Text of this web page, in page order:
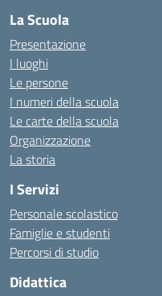
La Scuola
Presentazione
I luoghi
Le persone
I numeri della scuola
Le carte della scuola
Organizzazione
La storia
I Servizi
Personale scolastico
Famiglie e studenti
Percorsi di studio
Didattica